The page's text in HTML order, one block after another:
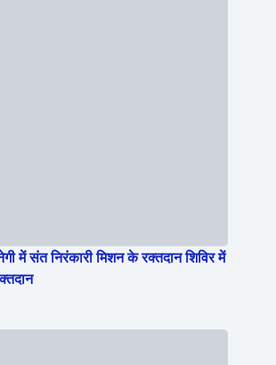
में संत निरंकारी मिशन के रक्तदान शिविर में